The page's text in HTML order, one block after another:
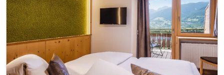
Inkl. Teilnahme am SonnblickAktiv Programm
Inkl. Nutzung des Fitnessstudios "Injoy"
Inkl. Parken am Hotelgelände
Inkl. 10 % Rabatt auf den Eintritt ins Tauern SPA
Alle Hoteleinheiten sind mit Balkon ausgestattet